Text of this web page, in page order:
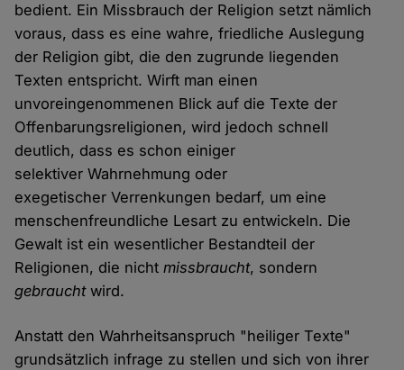
bedient. Ein Missbrauch der Religion setzt nämlich
voraus, dass es eine wahre, friedliche Auslegung
der Religion gibt, die den zugrunde liegenden
Texten entspricht. Wirft man einen
unvoreingenommenen Blick auf die Texte der
Offenbarungsreligionen, wird jedoch schnell
deutlich, dass es schon einiger
selektiver Wahrnehmung oder
exegetischer Verrenkungen bedarf, um eine
menschenfreundliche Lesart zu entwickeln. Die
Gewalt ist ein wesentlicher Bestandteil der
Religionen, die nichtmissbraucht, sondern
gebrauchtwird.
Anstatt den Wahrheitsanspruch "heiliger Texte"
grundsätzlich infrage zu stellen und sich von ihrer